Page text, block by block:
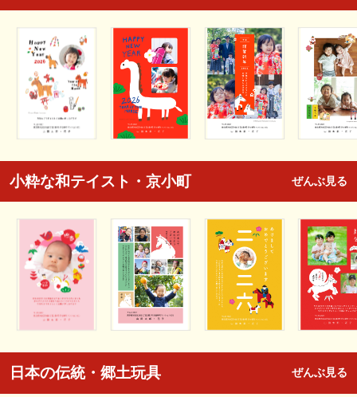
小粋な和テイスト・京小町 ぜんぶ見る
日本の伝統・郷土玩具 ぜんぶ見る